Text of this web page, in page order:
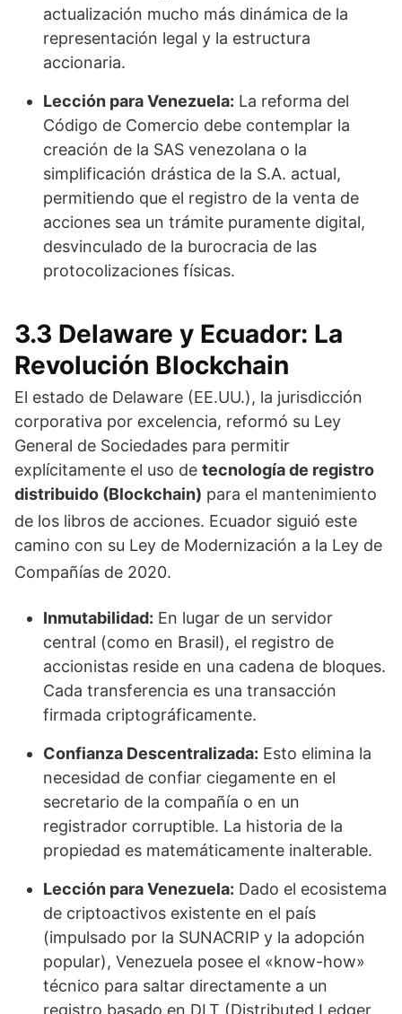
actualización mucho más dinámica de la
representación legal y la estructura
accionaria.
Lección para Venezuela: La reforma del
Código de Comercio debe contemplar la
creación de la SAS venezolana o la
simplificación drástica de la S.A. actual,
permitiendo que el registro de la venta de
acciones sea un trámite puramente digital,
desvinculado de la burocracia de las
protocolizaciones físicas.
3.3 Delaware y Ecuador: La
Revolución Blockchain
El estado de Delaware (EE.UU.), la jurisdicción
corporativa por excelencia, reformó su Ley
General de Sociedades para permitir
explícitamente el uso de tecnología de registro
distribuido (Blockchain) para el mantenimiento
de los libros de acciones. Ecuador siguió este
camino con su Ley de Modernización a la Ley de
Compañías de 2020.
Inmutabilidad: En lugar de un servidor
central (como en Brasil), el registro de
accionistas reside en una cadena de bloques.
Cada transferencia es una transacción
firmada criptográficamente.
Confianza Descentralizada: Esto elimina la
necesidad de confiar ciegamente en el
secretario de la compañía o en un
registrador corruptible. La historia de la
propiedad es matemáticamente inalterable.
Lección para Venezuela: Dado el ecosistema
de criptoactivos existente en el país
(impulsado por la SUNACRIP y la adopción
popular), Venezuela posee el «know-how»
técnico para saltar directamente a un
registro basado en DLT (Distributed Ledger